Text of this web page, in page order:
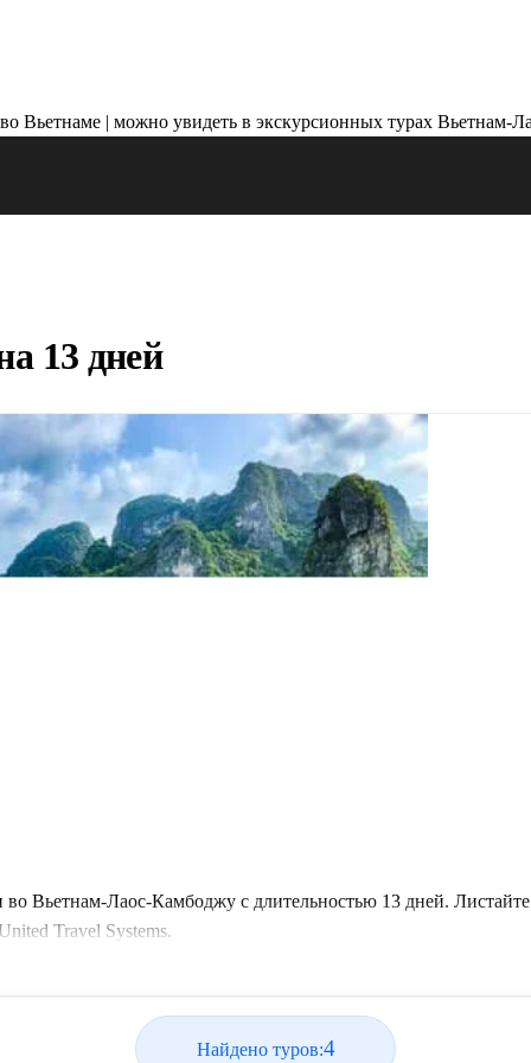
13 дней
Вьетнам-Лаос-Камбоджу с длительностью 13 дней.
Travel Systems.
Найдено туров:4